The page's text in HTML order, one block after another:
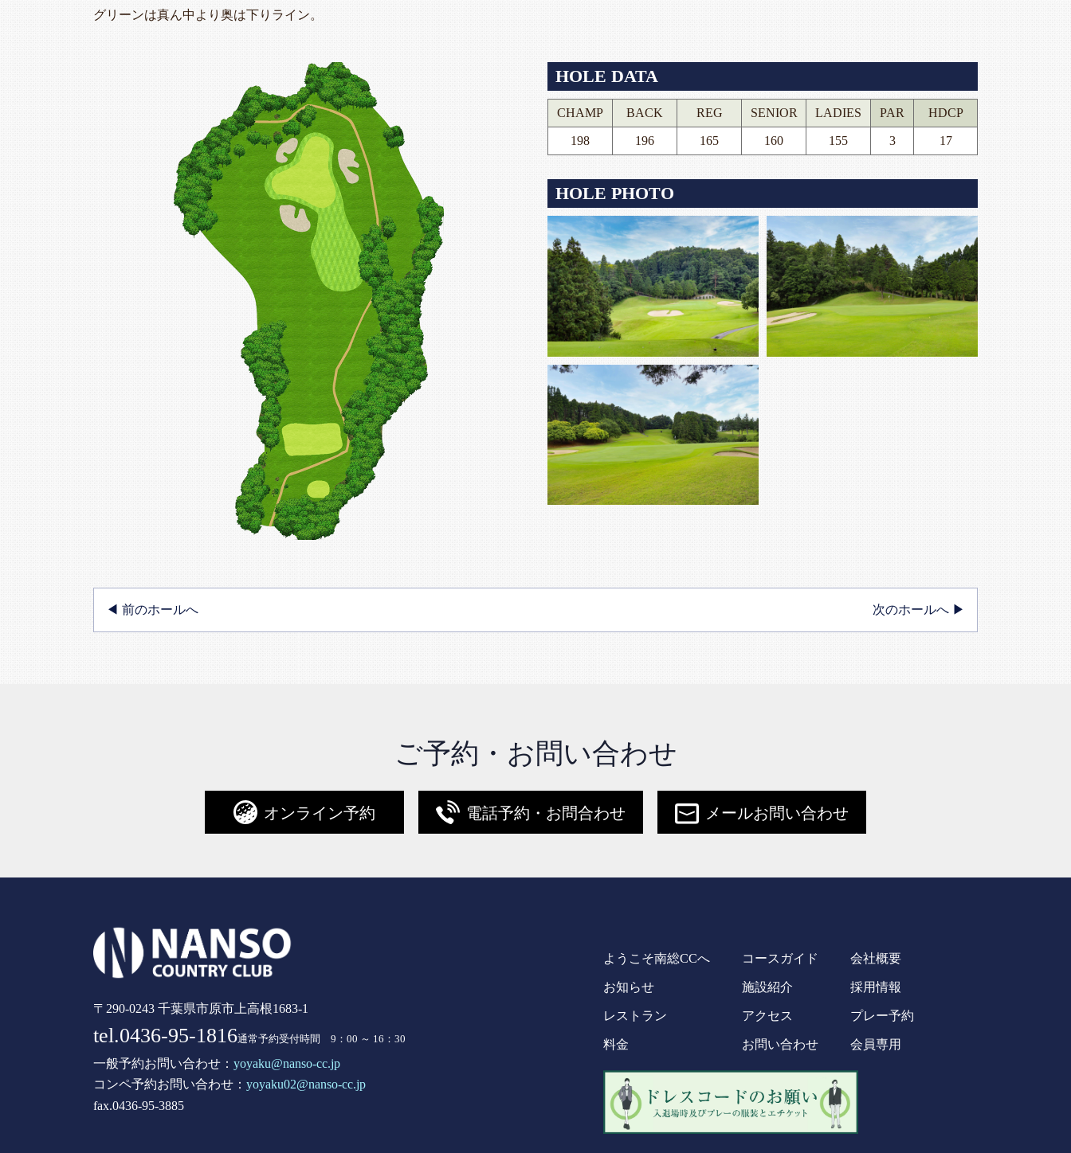
グリーンは真ん中より奥は下りライン。
HOLE DATA
CHAMP BACK REG SENIOR LADIES PAR HDCP
198 196 165 160 155 3 17
HOLE PHOTO
◀︎ 前のホールへ 次のホールへ ▶︎
ご予約・お問い合わせ
オンライン予約 電話予約・お問合わせ メールお問い合わせ
〒290-0243 千葉県市原市上高根1683-1
tel.0436-95-1816通常予約受付時間 9：00 ～ 16：30
一般予約お問い合わせ： yoyaku@nanso-cc.jp
コンペ予約お問い合わせ： yoyaku02@nanso-cc.jp
fax.0436-95-3885
ようこそ南総CCへ
お知らせ
レストラン
料金
コースガイド
施設紹介
アクセス
お問い合わせ
会社概要
採用情報
プレー予約
会員専用